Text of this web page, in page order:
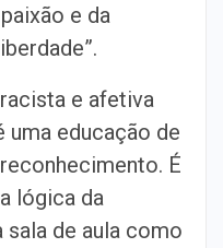
e da
e afetiva
educação de
É
lógica da
sala de aula como